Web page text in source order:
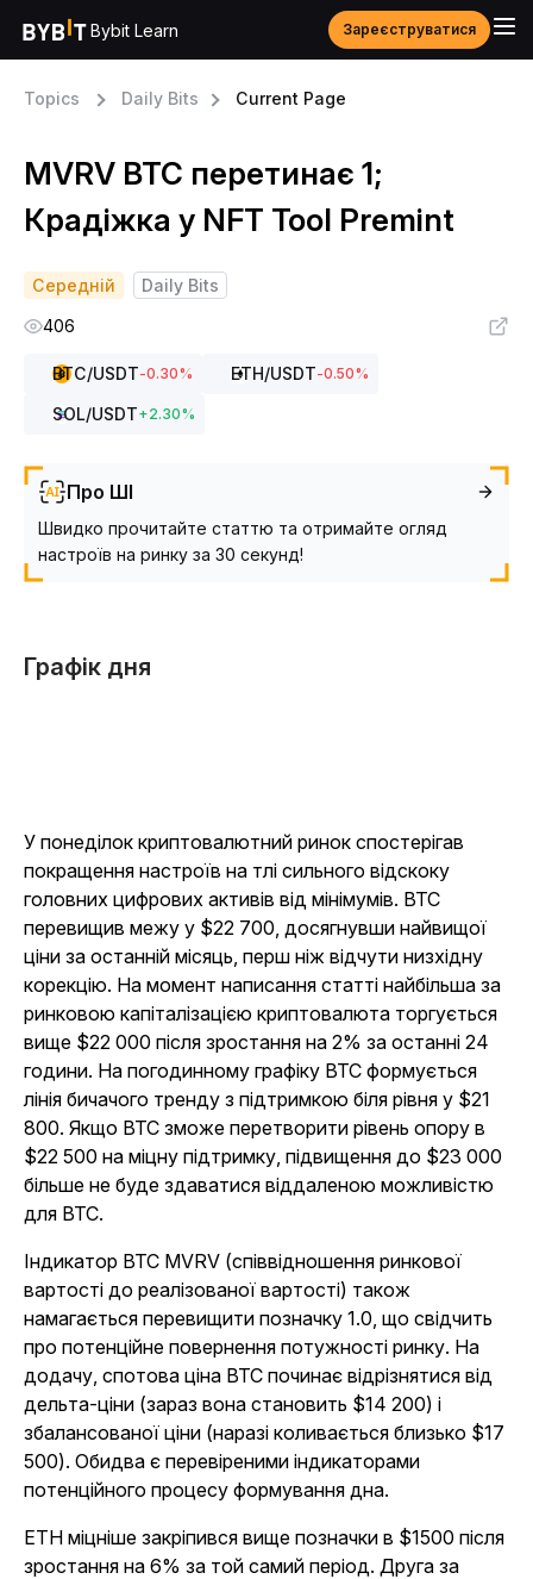
Bybit Learn Зареєструватися
Topics Daily Bits Current Page
MVRV BTC перетинає 1;
Крадіжка у NFT Tool Premint
Середній
Daily Bits
406
BTC/USDT-0.30% ETH/USDT-0.50%
SOL/USDT+2.30%
Про ШІ
Швидко прочитайте статтю та отримайте огляд
настроїв на ринку за 30 секунд!
Графік дня
У понеділок криптовалютний ринок спостерігав
покращення настроїв на тлі сильного відскоку
головних цифрових активів від мінімумів. BTC
перевищив межу у $22 700, досягнувши найвищої
ціни за останній місяць, перш ніж відчути низхідну
корекцію. На момент написання статті найбільша за
ринковою капіталізацією криптовалюта торгується
вище $22 000 після зростання на 2% за останні 24
години. На погодинному графіку BTC формується
лінія бичачого тренду з підтримкою біля рівня у $21
800. Якщо BTC зможе перетворити рівень опору в
$22 500 на міцну підтримку, підвищення до $23 000
більше не буде здаватися віддаленою можливістю
для BTC.
Індикатор BTC MVRV (співвідношення ринкової
вартості до реалізованої вартості) також
намагається перевищити позначку 1.0, що свідчить
про потенційне повернення потужності ринку. На
додачу, спотова ціна BTC починає відрізнятися від
дельта-ціни (зараз вона становить $14 200) і
збалансованої ціни (наразі коливається близько $17
500). Обидва є перевіреними індикаторами
потенційного процесу формування дна.
ETH міцніше закріпився вище позначки в $1500 після
зростання на 6% за той самий період. Друга за